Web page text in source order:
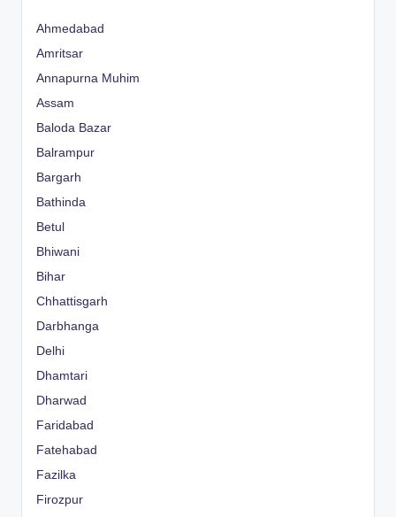
Ahmedabad
Amritsar
Annapurna Muhim
Assam
Baloda Bazar
Balrampur
Bargarh
Bathinda
Betul
Bhiwani
Bihar
Chhattisgarh
Darbhanga
Delhi
Dhamtari
Dharwad
Faridabad
Fatehabad
Fazilka
Firozpur